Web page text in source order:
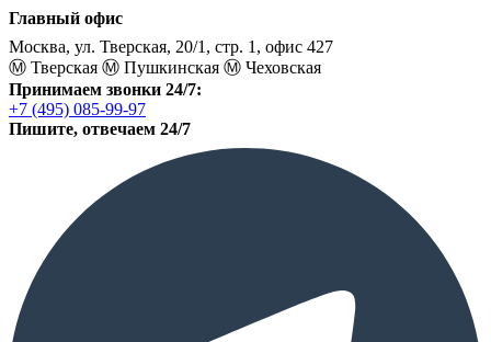
Главный офис
Москва, ул. Тверская, 20/1, стр. 1, офис 427
Ⓜ️ Тверская Ⓜ️ Пушкинская Ⓜ️ Чеховская
Принимаем звонки 24/7:
+7 (495) 085-99-97
Пишите, отвечаем 24/7